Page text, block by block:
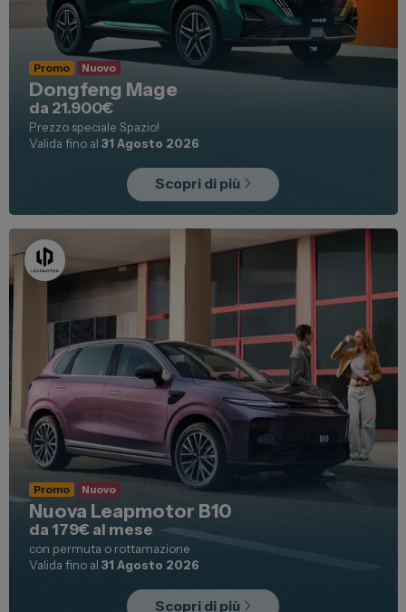
Promo Nuovo
Dongfeng Mage
da 21.900€
Prezzo speciale Spazio!
Valida fino al31 Agosto 2026
Scopri di più
Promo Nuovo
Nuova Leapmotor B10
da 179€ al mese
con permuta o rottamazione
Valida fino al31 Agosto 2026
Scopri di più